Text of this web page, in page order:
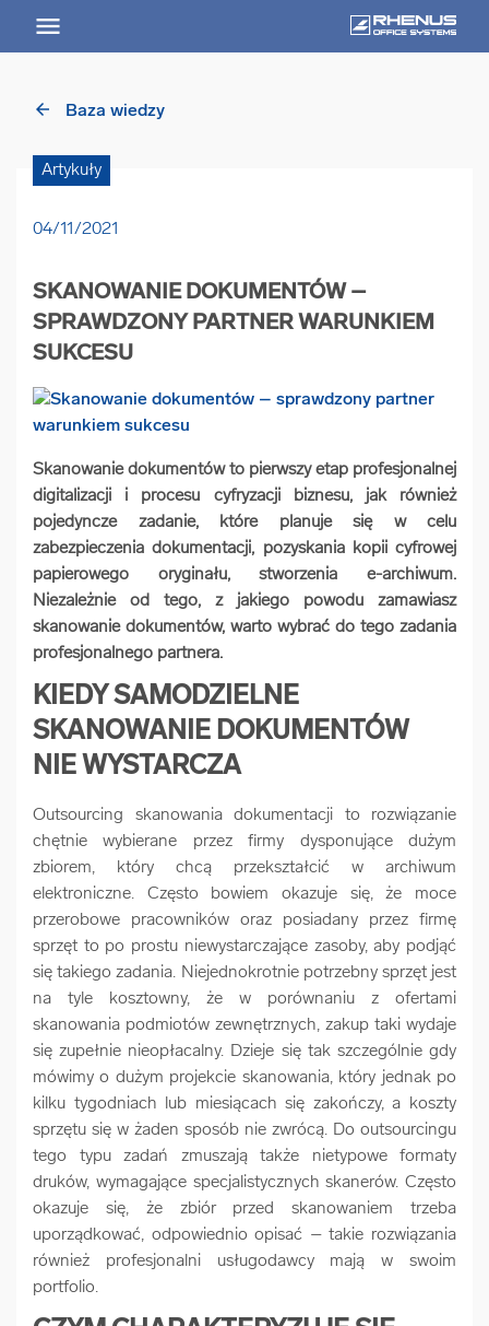
Niszczenie nośników informacji arrow_forward
Archiwizowanie dokumentów
Usługi digitalizacjyjne arrow_forward
Osuszanie dokumentów
Pozostałe usługi
arrow_back Baza wiedzy
Artykuły
04/11/2021
SKANOWANIE DOKUMENTÓW –
SPRAWDZONY PARTNER WARUNKIEM
SUKCESU
Skanowanie dokumentów to pierwszy etap profesjonalnej
digitalizacji i procesu cyfryzacji biznesu, jak również
pojedyncze zadanie, które planuje się w celu
zabezpieczenia dokumentacji, pozyskania kopii cyfrowej
papierowego oryginału, stworzenia e-archiwum.
Niezależnie od tego, z jakiego powodu zamawiasz
skanowanie dokumentów, warto wybrać do tego zadania
profesjonalnego partnera.
KIEDY SAMODZIELNE
SKANOWANIE DOKUMENTÓW
NIE WYSTARCZA
Outsourcing skanowania dokumentacji to rozwiązanie
chętnie wybierane przez firmy dysponujące dużym
zbiorem, który chcą przekształcić w archiwum
elektroniczne. Często bowiem okazuje się, że moce
przerobowe pracowników oraz posiadany przez firmę
sprzęt to po prostu niewystarczające zasoby, aby podjąć
się takiego zadania. Niejednokrotnie potrzebny sprzęt jest
na tyle kosztowny, że w porównaniu z ofertami
skanowania podmiotów zewnętrznych, zakup taki wydaje
się zupełnie nieopłacalny. Dzieje się tak szczególnie gdy
mówimy o dużym projekcie skanowania, który jednak po
kilku tygodniach lub miesiącach się zakończy, a koszty
sprzętu się w żaden sposób nie zwrócą. Do outsourcingu
tego typu zadań zmuszają także nietypowe formaty
druków, wymagające specjalistycznych skanerów. Często
okazuje się, że zbiór przed skanowaniem trzeba
uporządkować, odpowiednio opisać – takie rozwiązania
również profesjonalni usługodawcy mają w swoim
portfolio.